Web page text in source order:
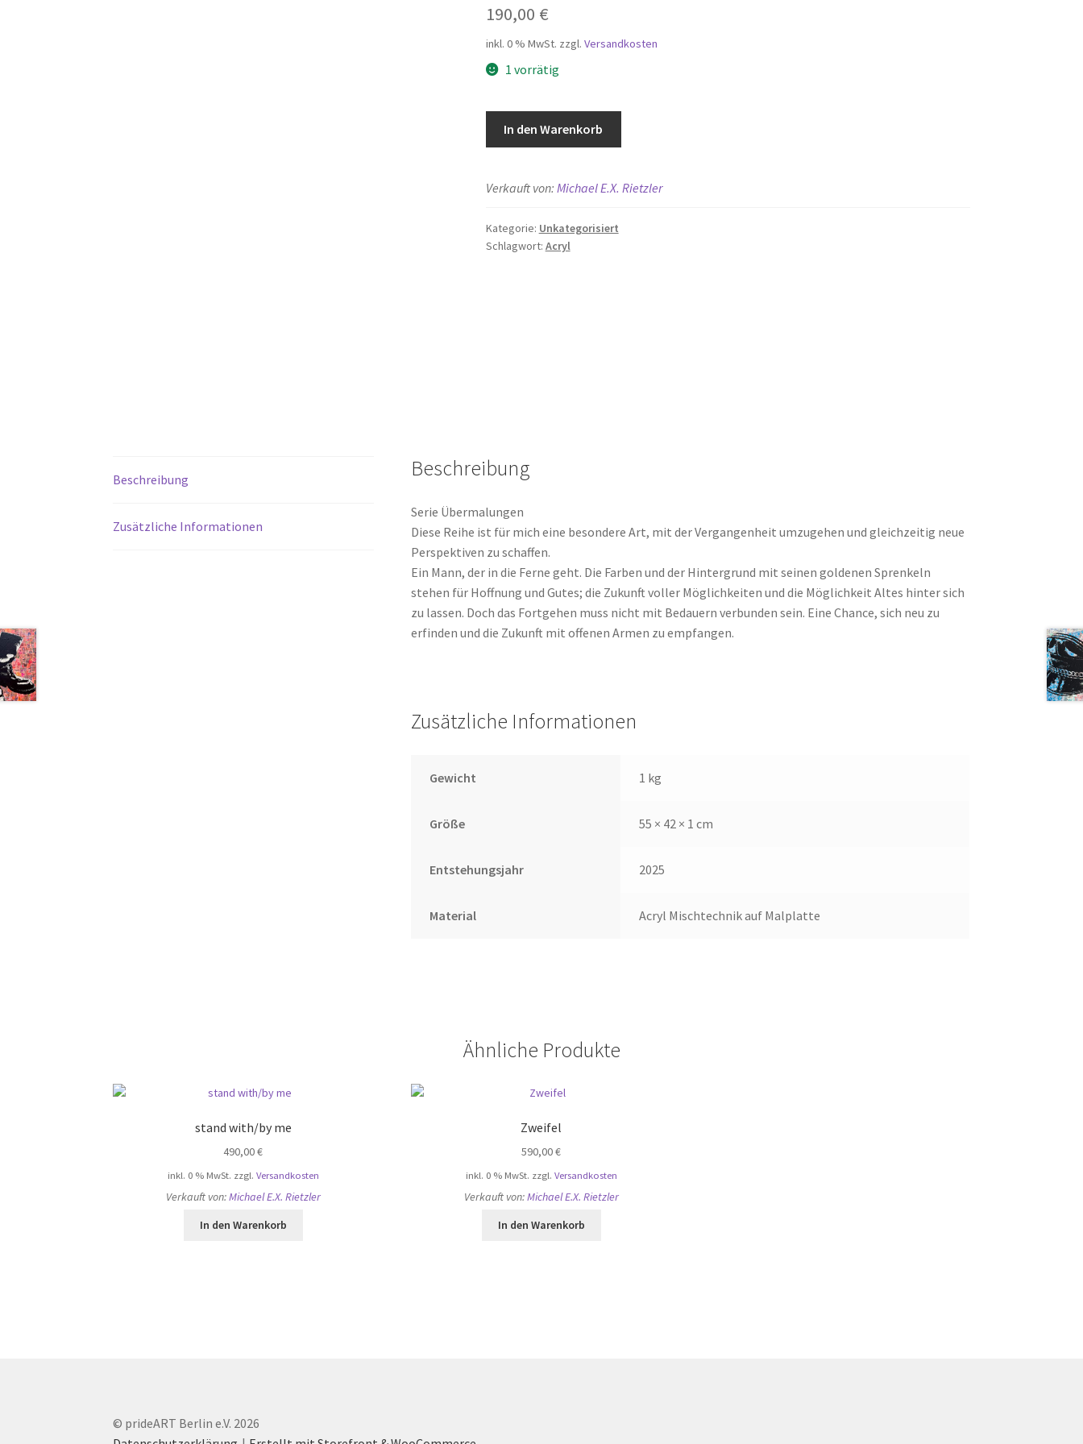
190,00 €
inkl. 0 % MwSt. zzgl. Versandkosten
1 vorrätig
In den Warenkorb
Verkauft von: Michael E.X. Rietzler
Kategorie: Unkategorisiert
Schlagwort: Acryl
Beschreibung
Zusätzliche Informationen
Beschreibung
Serie Übermalungen
Diese Reihe ist für mich eine besondere Art, mit der Vergangenheit umzugehen und gleichzeitig neue
Perspektiven zu schaffen.
Ein Mann, der in die Ferne geht. Die Farben und der Hintergrund mit seinen goldenen Sprenkeln
stehen für Hoffnung und Gutes; die Zukunft voller Möglichkeiten und die Möglichkeit Altes hinter sich
zu lassen. Doch das Fortgehen muss nicht mit Bedauern verbunden sein. Eine Chance, sich neu zu
erfinden und die Zukunft mit offenen Armen zu empfangen.
Zusätzliche Informationen
Gewicht 1 kg
Größe 55 × 42 × 1 cm
Entstehungsjahr 2025
Material Acryl Mischtechnik auf Malplatte
Ähnliche Produkte
stand with/by me
490,00€
inkl. 0 % MwSt. zzgl. Versandkosten
Verkauft von:Michael E.X. Rietzler
In den Warenkorb
Zweifel
590,00€
inkl. 0 % MwSt. zzgl. Versandkosten
Verkauft von:Michael E.X. Rietzler
In den Warenkorb
© prideART Berlin e.V. 2026